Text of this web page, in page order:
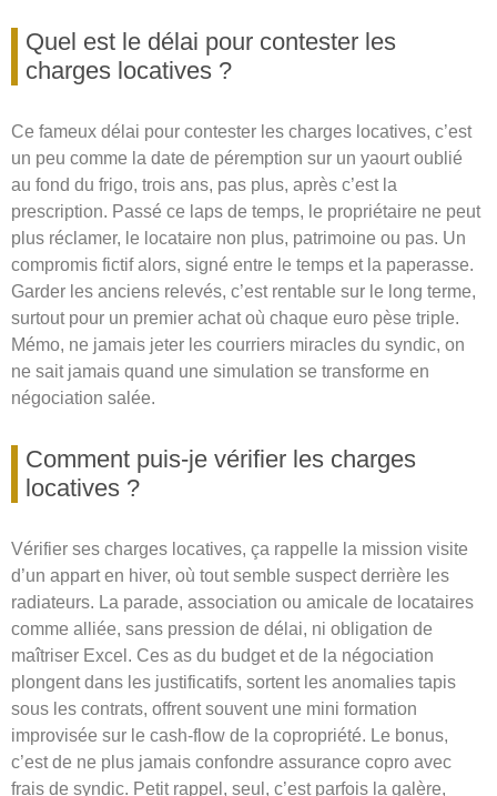
Quel est le délai pour contester les
charges locatives ?
Ce fameux délai pour contester les charges locatives, c’est
un peu comme la date de péremption sur un yaourt oublié
au fond du frigo, trois ans, pas plus, après c’est la
prescription. Passé ce laps de temps, le propriétaire ne peut
plus réclamer, le locataire non plus, patrimoine ou pas. Un
compromis fictif alors, signé entre le temps et la paperasse.
Garder les anciens relevés, c’est rentable sur le long terme,
surtout pour un premier achat où chaque euro pèse triple.
Mémo, ne jamais jeter les courriers miracles du syndic, on
ne sait jamais quand une simulation se transforme en
négociation salée.
Comment puis-je vérifier les charges
locatives ?
Vérifier ses charges locatives, ça rappelle la mission visite
d’un appart en hiver, où tout semble suspect derrière les
radiateurs. La parade, association ou amicale de locataires
comme alliée, sans pression de délai, ni obligation de
maîtriser Excel. Ces as du budget et de la négociation
plongent dans les justificatifs, sortent les anomalies tapis
sous les contrats, offrent souvent une mini formation
improvisée sur le cash-flow de la copropriété. Le bonus,
c’est de ne plus jamais confondre assurance copro avec
frais de syndic. Petit rappel, seul, c’est parfois la galère,